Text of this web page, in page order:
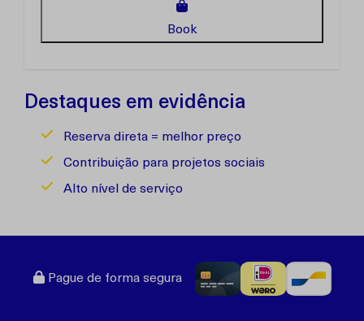
Book
Destaques em evidência
Reserva direta = melhor preço
Contribuição para projetos sociais
Alto nível de serviço
Pague de forma segura